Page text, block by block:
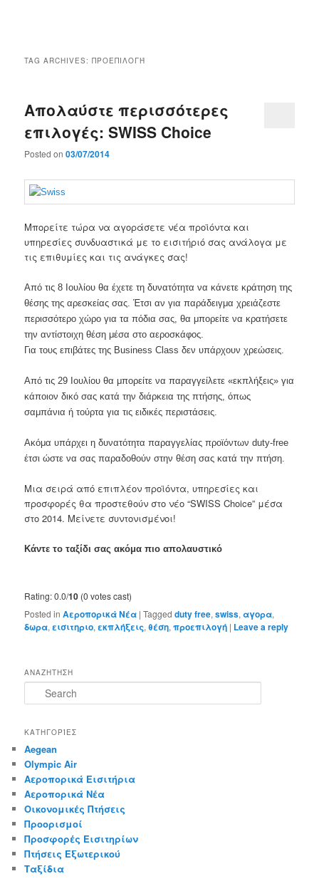
TAG ARCHIVES:ΠΡΟΕΠΙΛΟΓΉ
Απολαύστε περισσότερες
επιλογές: SWISS Choice
Posted on03/07/2014
Μπορείτε τώρα να αγοράσετε νέα προϊόντα και
υπηρεσίες συνδυαστικά με το εισιτήριό σας ανάλογα με
τις επιθυμίες και τις ανάγκες σας!
Από τις 8 Ιουλίου θα έχετε τη δυνατότητα να κάνετε κράτηση της
θέσης της αρεσκείας σας. Έτσι αν για παράδειγμα χρειάζεστε
περισσότερο χώρο για τα πόδια σας, θα μπορείτε να κρατήσετε
την αντίστοιχη θέση μέσα στο αεροσκάφος.
Για τους επιβάτες της Business Class δεν υπάρχουν χρεώσεις.
Από τις 29 Ιουλίου θα μπορείτε να παραγγείλετε «εκπλήξεις» για
κάποιον δικό σας κατά την διάρκεια της πτήσης, όπως
σαμπάνια ή τούρτα για τις ειδικές περιστάσεις.
Ακόμα υπάρχει η δυνατότητα παραγγελίας προϊόντων duty-free
έτσι ώστε να σας παραδοθούν στην θέση σας κατά την πτήση.
Μια σειρά από επιπλέον προϊόντα, υπηρεσίες και
προσφορές θα προστεθούν στο νέο “SWISS Choice” μέσα
στο 2014. Μείνετε συντονισμένοι!
Κάντε το ταξίδι σας ακόμα πιο απολαυστικό
Rating: 0.0/10 (0 votes cast)
Posted in Αεροπορικά Νέα |Tagged duty free,swiss,αγορα,
δωρα,εισιτηριο,εκπλήξεις,θέση,προεπιλογή | Leave a reply
ΑΝΑΖΗΤΗΣΗ
e
r
h
ΚΑΤΗΓΟΡΊΕΣ
Aegean
Olympic Air
Αεροπορικά Εισιτήρια
Αεροπορικά Νέα
Οικονομικές Πτήσεις
Προορισμοί
Προσφορές Εισιτηρίων
Πτήσεις Εξωτερικού
Ταξίδια